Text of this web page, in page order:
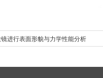
进行表面形貌与力学性能分析